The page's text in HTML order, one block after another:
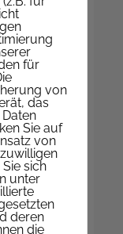
für
von
das
Sie auf
von
sich
unter
deren
die